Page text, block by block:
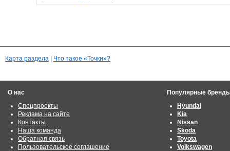
Карта раздела | Что такое «Точки»?
О нас
Спецпроекты
Реклама на сайте
Контакты
Наша команда
Обратная связь
Пользовательское соглашение
Популярные
Hyundai
Kia
Nissan
Skoda
Toyota
Volkswagen